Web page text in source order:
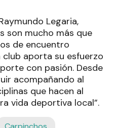
Legaria,
son mucho más que
de encuentro
aporta su esfuerzo
con pasión. Desde
acompañando al
que hacen al
vida deportiva local”.